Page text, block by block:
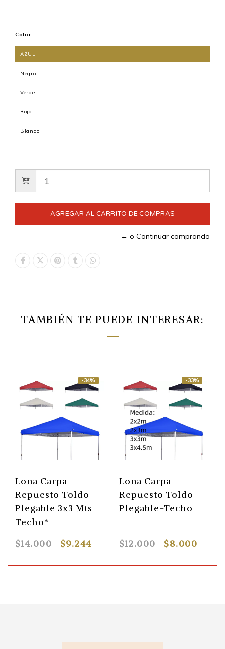
Color
AZUL
Negro
Verde
Rojo
Blanco
← o Continuar comprando
TAMBIÉN TE PUEDE INTERESAR:
-34%
Lona Carpa
Repuesto Toldo
Plegable 3x3 Mts
Techo*
$14.000
$9.244
-33%
Lona Carpa
Repuesto Toldo
Plegable-Techo
$12.000 $8.000